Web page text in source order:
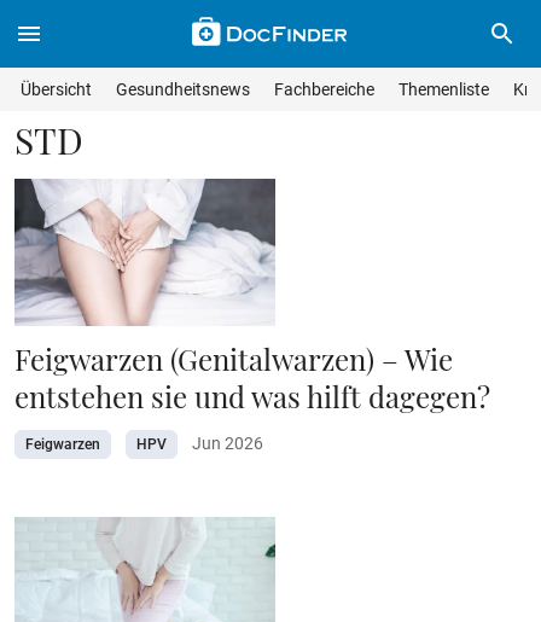
Übersicht Gesundheitsnews Fachbereiche ThemenlisteSuche
STD
Feigwarzen (Genitalwarzen) – Wie
entstehen sie und was hilft dagegen?
Feigwarzen HPV Jun 2026